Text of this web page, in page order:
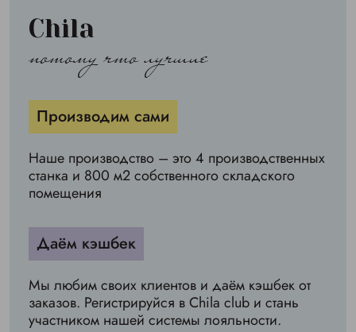
Chila
потому что лучшие
Производим сами
Наше производство – это 4 производственных
станка и 800 м2 собственного складского
помещения
Даём кэшбек
Мы любим своих клиентов и даём кэшбек от
заказов. Регистрируйся в Chila club и стань
участником нашей системы лояльности.